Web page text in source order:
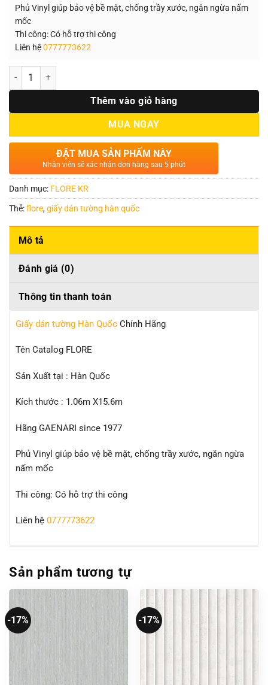
Phủ Vinyl giúp bảo vệ bề mặt, chống trầy xước, ngăn ngừa nấm
mốc
Thi công: Có hỗ trợ thi công
Liên hệ0777773622
Số lượng
Thêm vào giỏ hàng
MUA NGAY
ĐẶT MUA SẢN PHẨM NÀY
Nhân viên sẽ xác nhận đơn hàng sau 5 phút
Danh mục: FLORE KR
Thẻ:flore,giấy dán tường hàn quốc
Mô tả
Đánh giá (0)
Thông tin thanh toán
Giấy dán tường Hàn Quốc Chính Hãng
Tên Catalog FLORE
Sản Xuất tại : Hàn Quốc
Kích thước : 1.06m X15.6m
Hãng GAENARI since 1977
Phủ Vinyl giúp bảo vệ bề mặt, chống trầy xước, ngăn ngừa
nấm mốc
Thi công: Có hỗ trợ thi công
Liên hệ 0777773622
Sản phẩm tương tự
-17% -17%